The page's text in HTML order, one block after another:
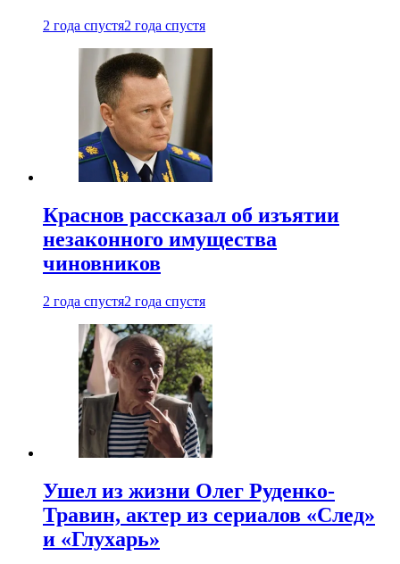
2 года спустя2 года спустя
Краснов рассказал об изъятии
незаконного имущества
чиновников
2 года спустя2 года спустя
Ушел из жизни Олег Руденко-
Травин, актер из сериалов «След»
и «Глухарь»